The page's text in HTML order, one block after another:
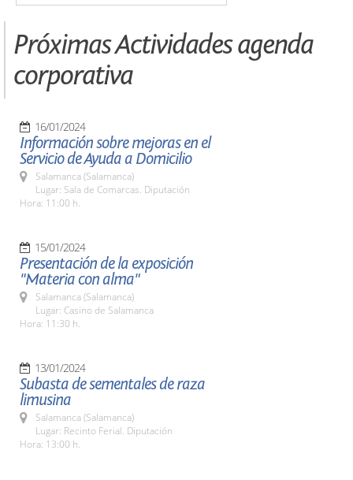
Próximas Actividades agenda
corporativa
16/01/2024
Información sobre mejoras en el
Servicio de Ayuda a Domicilio
Salamanca (Salamanca)
Lugar: Sala de Comarcas. Diputación
Hora: 11:00 h.
15/01/2024
Presentación de la exposición
"Materia con alma"
Salamanca (Salamanca)
Lugar: Casino de Salamanca
Hora: 11:30 h.
13/01/2024
Subasta de sementales de raza
limusina
Salamanca (Salamanca)
Lugar: Recinto Ferial. Diputación
Hora: 13:00 h.